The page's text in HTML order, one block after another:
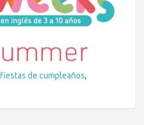
fiestas de cumpleaños,